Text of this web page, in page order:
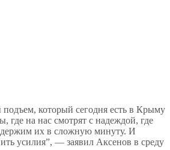
который сегодня есть в Крыму
где на нас смотрят с надеждой, где
их в сложную минуту. И
усилия”, — заявил Аксенов в среду